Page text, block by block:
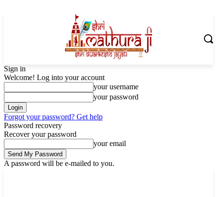
Sign in
Welcome! Log into your account
your username
your password
Forgot your password? Get help
Password recovery
Recover your password
your email
A password will be e-mailed to you.